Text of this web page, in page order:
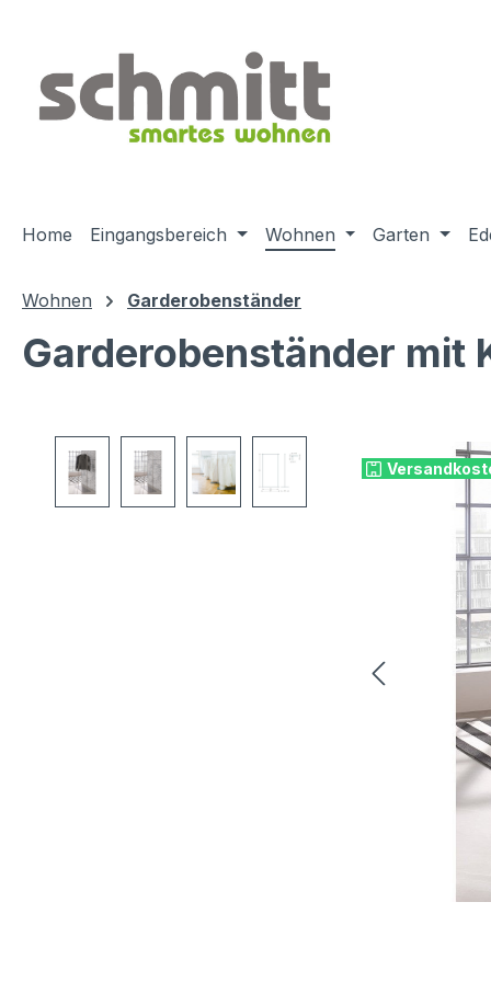
Home Eingangsbereich Wohnen Garten
Wohnen Garderobenständer
Garderobenständer mit